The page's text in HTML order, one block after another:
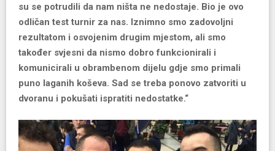
su se potrudili da nam ništa ne nedostaje. Bio je ovo
odličan test turnir za nas. Iznimno smo zadovoljni
rezultatom i osvojenim drugim mjestom, ali smo
također svjesni da nismo dobro funkcionirali i
komunicirali u obrambenom dijelu gdje smo primali
puno laganih koševa. Sad se treba ponovo zatvoriti u
dvoranu i pokušati ispratiti nedostatke.“